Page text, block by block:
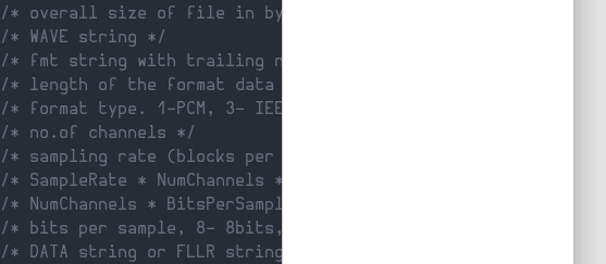
/* overall size of file in bytes */
/* WAVE string */
/* fmt string with trailing null char */
/* length of the format data */
/* format type. 1-PCM, 3- IEEE float, 6 - 8bit A law, 7 -
/* no.of channels */
/* sampling rate (blocks per second) */
/* SampleRate * NumChannels * BitsPerSample/8 */
/* NumChannels * BitsPerSample/8 */
/* bits per sample, 8- 8bits, 16- 16 bits etc */
/* DATA string or FLLR string */